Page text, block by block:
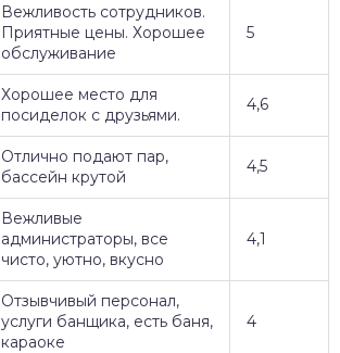
Вежливость сотрудников.
Приятные цены. Хорошее
обслуживание
5
Хорошее место для
посиделок с друзьями.
4,6
Отлично подают пар,
бассейн крутой
4,5
Вежливые
администраторы, все
чисто, уютно, вкусно
4,1
Отзывчивый персонал,
услуги банщика, есть баня,
караоке
4